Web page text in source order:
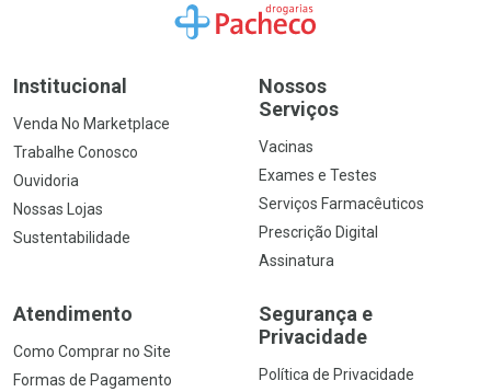
Ir para a Home
Institucional
Venda No Marketplace
Trabalhe Conosco
Ouvidoria
Nossas Lojas
Sustentabilidade
Nossos
Serviços
Vacinas
Exames e Testes
Serviços Farmacêuticos
Prescrição Digital
Assinatura
Atendimento
Como Comprar no Site
Formas de Pagamento
Segurança e
Privacidade
Política de Privacidade